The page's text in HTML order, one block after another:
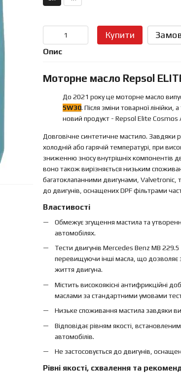
Купити
Опис
Моторне масло Repsol
До 2021 року це моторне масло
5W30. Після зміни товарної
новий продукт - Repsol Elite Cosmos
Довговічне синтетичне мастило. Завдяки
холодній або гарячій температурі, при
зниженню зносу внутрішніх компонентів
воно також вирізняється низьким
багатоклапанними двигунами, Valvetronic,
до двигунів, оснащених DPF фільтрами
Властивості
Обмежує згущення мастила та
автомобілях.
Тести двигунів Mercedes Benz MB
перевищуючи інші масла, що дозволяє
життя двигуна.
Містить високоякісні антифрикційні
маслами за стандартними умовами
Низьке споживання мастила завдяки
Відповідає рівням якості,
автомобілів.
Не застосовується до двигунів,
Рівні якості, схвалення та